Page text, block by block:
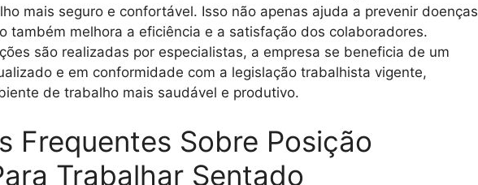
mais seguro e confortável. Isso não apenas ajuda a prevenir doenças
também melhora a eficiência e a satisfação dos colaboradores.
são realizadas por especialistas, a empresa se beneficia de um
e em conformidade com a legislação trabalhista vigente,
de trabalho mais saudável e produtivo.
Frequentes Sobre Posição
Trabalhar Sentado